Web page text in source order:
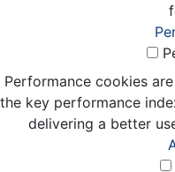
Performance cookies
the key performance
delivering a better